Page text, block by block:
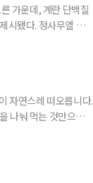
가운데, 계란 단백질
시됐다. 정사무엘 충
고 밝혔다. 발표에 따
자연스레 떠오릅니다.
나눠 먹는 것만으로